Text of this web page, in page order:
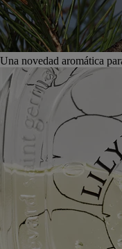
Una novedad aromática